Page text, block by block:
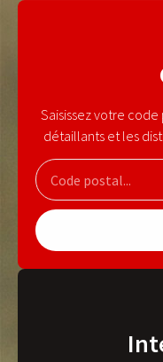
Saisissez votre
détaillants et les